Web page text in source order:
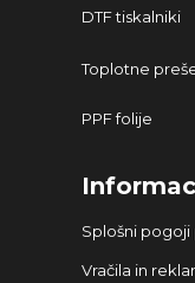
DTF tiskalniki
Toplotne
PPF folije
Splošni pogoji
Vračila in